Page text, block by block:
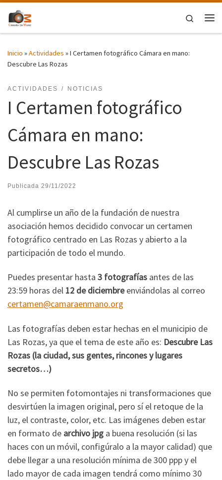
Saltar al contenido
Search
Inicio »Actividades »I Certamen fotográfico Cámara en mano:
Descubre Las Rozas
ACTIVIDADES NOTICIAS
I Certamen fotográfico
Cámara en mano:
Descubre Las Rozas
Publicada 29/11/2022
Al cumplirse un año de la fundación de nuestra
asociación hemos decidido convocar un certamen
fotográfico centrado en Las Rozas y abierto a la
participación de todo el mundo.
Puedes presentar hasta 3 fotografías antes de las
23:59 horas del 12 de diciembreenviándolas al correo
certamen@camaraenmano.org
Las fotografías deben estar hechas en el municipio de
Las Rozas, ya que el tema de este año es: Descubre Las
Rozas (la ciudad, sus gentes, rincones y lugares
secretos…)
No se permiten fotomontajes ni transformaciones que
desvirtúen la imagen original, pero sí el retoque de la
luz, el contraste, color, etc. Las imágenes deben estar
en formato de archivo jpg a buena resolución (si las
haces con un móvil, configúralo a la mayor calidad) que
debe llegar a una resolución mínima de 300 ppp y el
lado mayor de cada imagen tendrá como mínimo 30